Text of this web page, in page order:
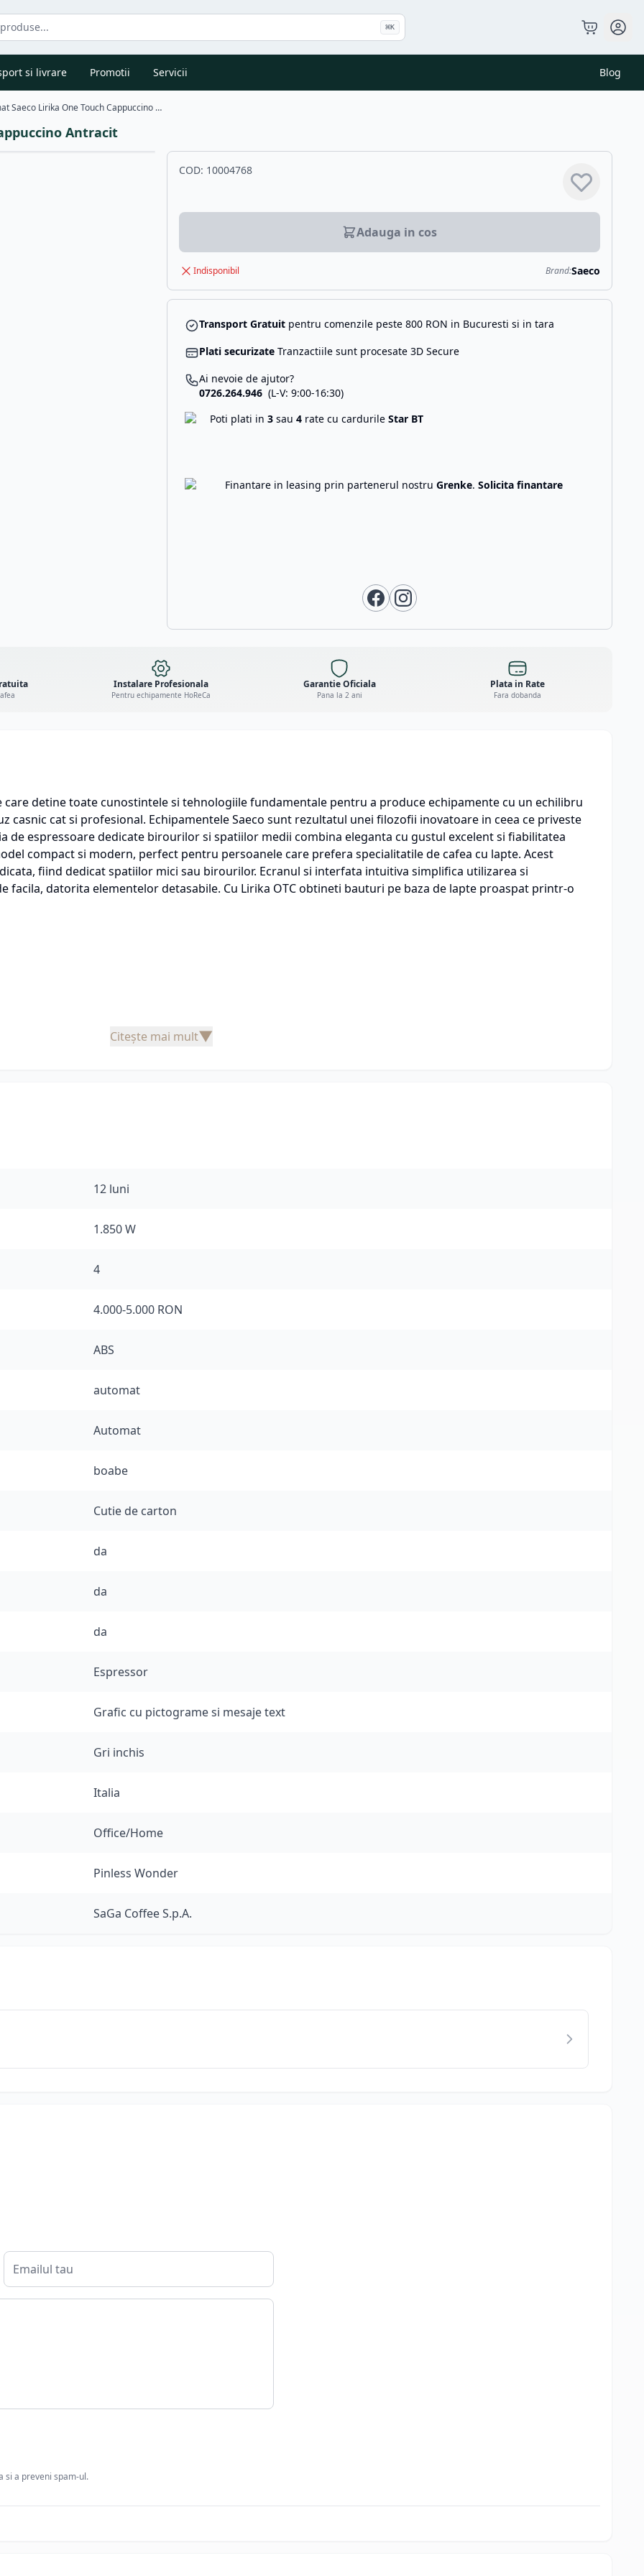
⌘K
si livrare Promotii Servicii Blog
Espressor Automat Saeco Lirika One Touch Cappuccino Antracit
Antracit
COD: 10004768
Adauga in cos
Indisponibil Brand:Saeco
Transport Gratuit pentru comenzile peste 800 RON in Bucuresti si in tara
Plati securizate Tranzactiile sunt procesate 3D Secure
Ai nevoie de ajutor?
0726.264.946 (L-V: 9:00-16:30)
Poti plati in 3 sau 4 rate cu cardurile Star BT
Finantare in leasing prin partenerul nostru Grenke. Solicita finantare
Instalare Profesionala
Pentru echipamente HoReCa
Garantie Oficiala
Pana la 2 ani
Plata in Rate
Fara dobanda
detine toate cunostintele si tehnologiile fundamentale pentru a produce echipamente cu un echilibru
cat si profesional. Echipamentele Saeco sunt rezultatul unei filozofii inovatoare in ceea ce priveste
de espressoare dedicate birourilor si spatiilor medii combina eleganta cu gustul excelent si fiabilitatea
compact si modern, perfect pentru persoanele care prefera specialitatile de cafea cu lapte. Acest
fiind dedicat spatiilor mici sau birourilor. Ecranul si interfata intuitiva simplifica utilizarea si
facila, datorita elementelor detasabile. Cu Lirika OTC obtineti bauturi pe baza de lapte proaspat printr-o
Citește mai mult▼
12 luni
1.850 W
4
4.000-5.000 RON
ABS
automat
Automat
boabe
Cutie de carton
da
da
da
Espressor
Grafic cu pictograme si mesaje text
Gri inchis
Italia
Office/Home
Pinless Wonder
SaGa Coffee S.p.A.
si a preveni spam-ul.